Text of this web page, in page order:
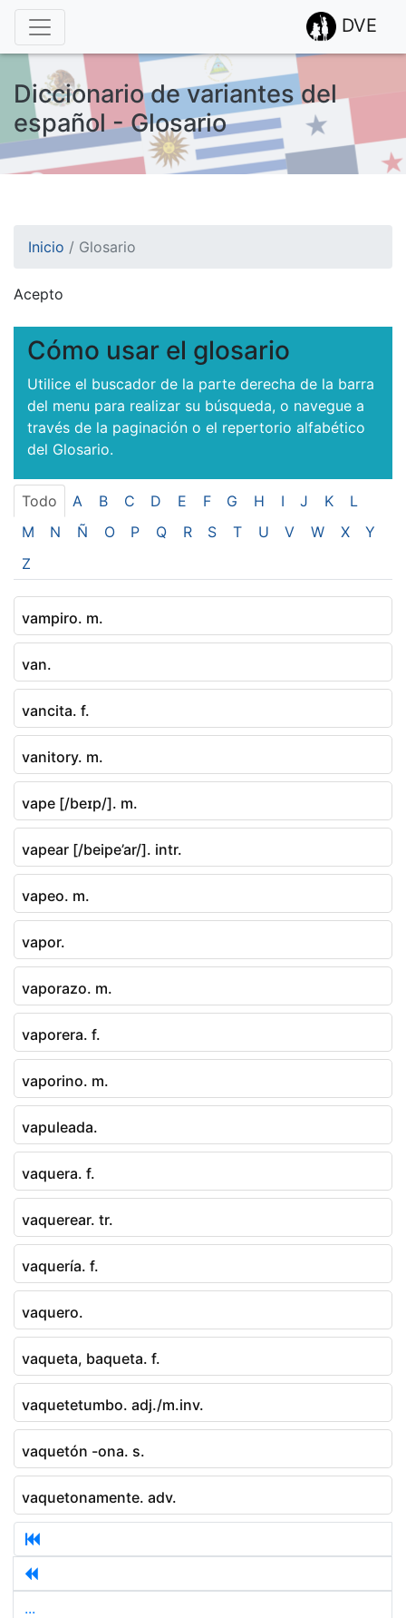
DVE
Diccionario de variantes del
español - Glosario
Inicio / Glosario
Acepto
Esto nos ayuda a recolectar estadísticas de las visitas.
Cómo usar el glosario
Utilice el buscador de la parte derecha de la barra
del menu para realizar su búsqueda, o navegue a
través de la paginación o el repertorio alfabético
del Glosario.
Todo A B C D E F G H I J K
L
M
N Ñ O P Q R S T U V W X
Y
Z
vampiro. m.
van.
vancita. f.
vanitory. m.
vape [/beɪp/]. m.
vapear [/beipe’ar/]. intr.
vapeo. m.
vapor.
vaporazo. m.
vaporera. f.
vaporino. m.
vapuleada.
vaquera. f.
vaquerear. tr.
vaquería. f.
vaquero.
vaqueta, baqueta. f.
vaquetetumbo. adj./m.inv.
vaquetón -ona. s.
vaquetonamente. adv.
...